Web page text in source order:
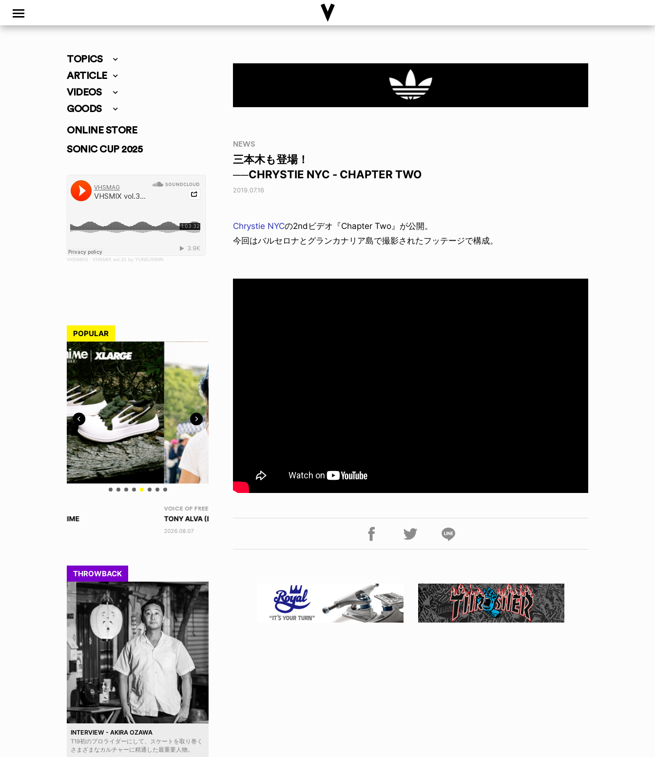
TOPICS
ARTICLE
VIDEOS
GOODS
ONLINE STORE
SONIC CUP 2025
VHSMAG · VHSMIX vol.31 by YUNGJINNN
POPULAR
TONY ALVA (ENGLISH) DINOSAUR JR. AKIRA OZAWA / 尾澤 彰
2021.09.02
IZURU NAGAHARA / 永原依弦
THROWBACK
INTERVIEW - AKIRA OZAWA
T19初のプロライダーにして、スケートを取り巻く
さまざまなカルチャーに精通した最重要人物。
NEWS
三本木も登場！
──CHRYSTIE NYC - CHAPTER TWO
2019.07.16
Chrystie NYCの2ndビデオ『Chapter Two』が公開。
今回はバルセロナとグランカナリア島で撮影されたフッテージで構成。